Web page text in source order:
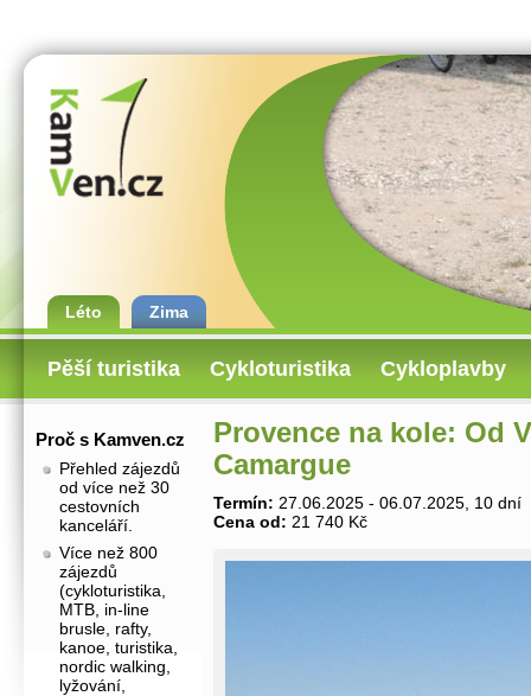
Léto Zima
Pěší turistika Cykloturistika Cykloplavby
Proč s Kamven.cz
Přehled zájezdů
od více než 30
cestovních
kanceláří.
Více než 800
zájezdů
(cykloturistika,
MTB, in-line
brusle, rafty,
kanoe, turistika,
nordic walking,
lyžování,
Provence na kole: Od
Camargue
Termín: 27.06.2025 - 06.07.2025, 10 dní
Cena od: 21 740 Kč